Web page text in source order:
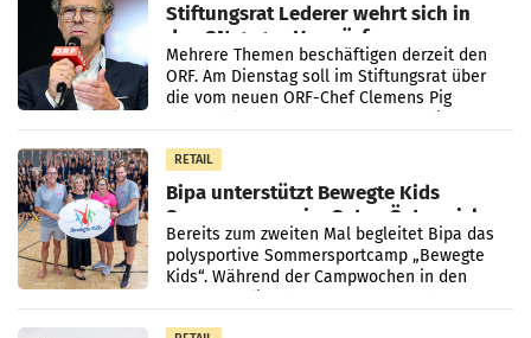
Stiftungsrat Lederer wehrt sich in
den SN gegen Vorwürfe
Mehrere Themen beschäftigen derzeit den
ORF. Am Dienstag soll im Stiftungsrat über
die vom neuen ORF-Chef Clemens Pig
RETAIL
Bipa unterstützt Bewegte Kids
Sommercamps im Osten Österreichs
Bereits zum zweiten Mal begleitet Bipa das
polysportive Sommersportcamp „Bewegte
Kids“. Während der Campwochen in den